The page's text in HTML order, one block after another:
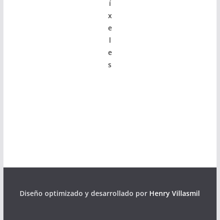
í
x
e
l
e
s
Diseño optimizado y desarrollado por Henry Villasmil